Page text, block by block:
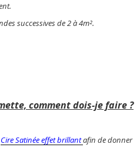
successives de 2 à 4m².
comment dois-je faire ?
Cire Satinée effet brillantafin de donner